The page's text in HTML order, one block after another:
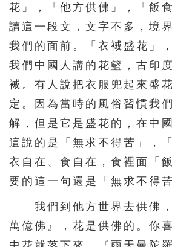
花」，「他方供佛」，「飯
讀這一段文，文字不多，境
我們的面前。「衣裓盛花」
我們中國人講的花籃，古印
裓。有人說把衣服兜起來盛
定。因為當時的風俗習慣我
解，但是它是盛花的，在中
這說的是「無求不得苦」，
衣自在、食自在，食裡面「
要的這一句還是「無求不得苦
我們到他方世界去供佛，
萬億佛』，花是供佛的。你